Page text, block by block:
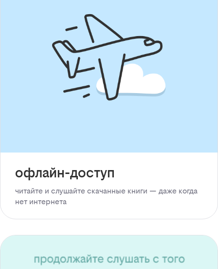
офлайн-доступ
читайте и слушайте скачанные книги — даже когда
нет интернета